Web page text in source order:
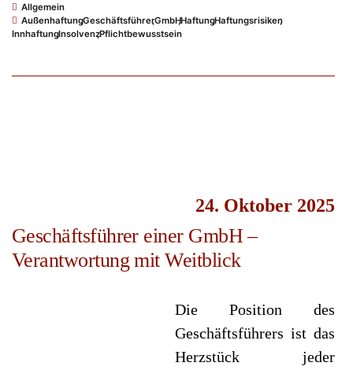
Allgemein
Außenhaftung
,Geschäftsführer
,GmbH
,Haftung
,Haftungsrisiken
,
Innhaftung
,Insolvenz
,Pflichtbewusstsein
24. Oktober 2025
Geschäftsführer einer GmbH –
Verantwortung mit Weitblick
Die Position des
Geschäftsführers ist das
Herzstück jeder